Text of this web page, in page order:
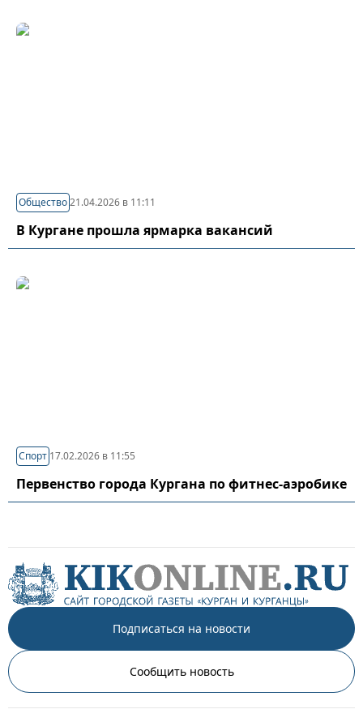
Общество21.04.2026 в 11:11
В Кургане прошла ярмарка вакансий
Спорт 17.02.2026 в 11:55
Первенство города Кургана по фитнес-аэробике
Подписаться на новости
Сообщить новость